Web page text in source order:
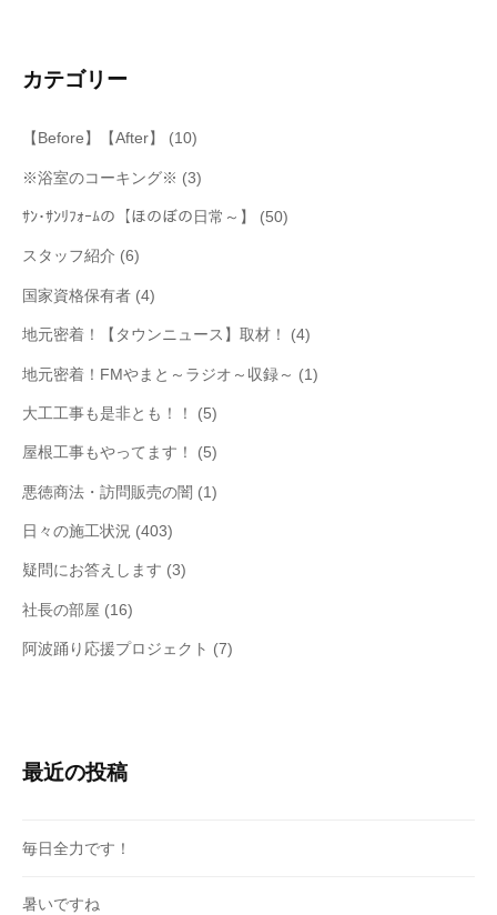
カテゴリー
【Before】【After】 (10)
※浴室のコーキング※ (3)
ｻﾝ･ｻﾝﾘﾌｫｰﾑの【ほのぼの日常～】 (50)
スタッフ紹介 (6)
国家資格保有者 (4)
地元密着！【タウンニュース】取材！ (4)
地元密着！FMやまと～ラジオ～収録～ (1)
大工工事も是非とも！！ (5)
屋根工事もやってます！ (5)
悪徳商法・訪問販売の闇 (1)
日々の施工状況 (403)
疑問にお答えします (3)
社長の部屋 (16)
阿波踊り応援プロジェクト (7)
最近の投稿
毎日全力です！
暑いですね